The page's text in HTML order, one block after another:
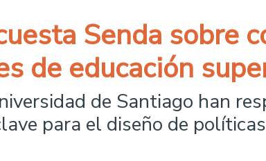
Senda sobre
de educación
de Santiago han
para el diseño de